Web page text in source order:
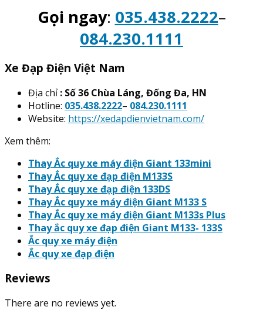
Gọi ngay: 035.438.2222–
084.230.1111
Xe Đạp Điện Việt Nam
Địa chỉ : Số 36 Chùa Láng, Đống Đa, HN
Hotline: 035.438.2222– 084.230.1111
Website: https://xedapdienvietnam.com/
Xem thêm:
Thay Ắc quy xe máy điện Giant 133mini
Thay Ắc quy xe đạp điện M133S
Thay Ắc quy xe đạp điện 133DS
Thay Ắc quy xe máy điện Giant M133 S
Thay Ắc quy xe máy điện Giant M133s Plus
Thay ắc quy xe đạp điện Giant M133- 133S
Ắc quy xe máy điện
Ắc quy xe đạp điện
Reviews
There are no reviews yet.